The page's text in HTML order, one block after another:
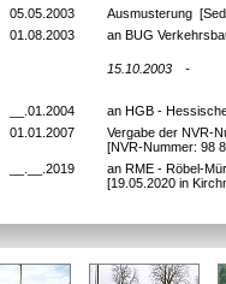
05.05.2003
Ausmusterung
01.08.2003
an BUG
15.10.2003 -
__.01.2004
an HGB -
01.01.2007
Vergabe der NVR-
[NVR-Nummer: 98
__.__.2019
an RME - Röbel-
[19.05.2020 in